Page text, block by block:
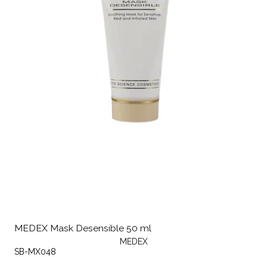
MEDEX Mask Desensible 50 ml
MEDEX
SB-MX048